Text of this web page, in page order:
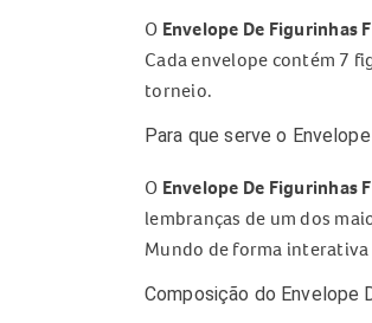
O Envelope De Figurinhas
Cada envelope contém 7
torneio.
Para que serve o
O Envelope De Figurinhas
lembranças de um dos
Mundo de forma
Composição do Envelope